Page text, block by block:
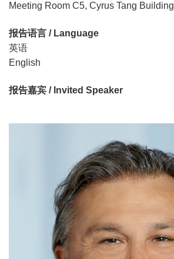
Meeting Room C5, Cyrus Tang Building
报告语言 / Language
英语
English
报告嘉宾 / Invited Speaker